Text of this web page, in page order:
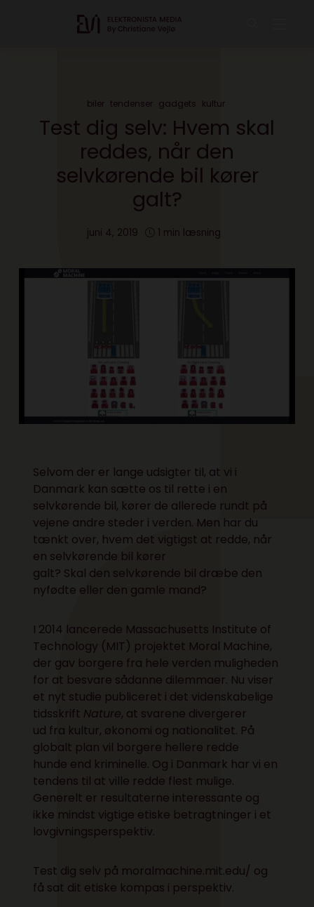
biler tendenser gadgets kultur
Test dig selv: Hvem skal
reddes, når den
selvkørende bil kører
galt?
juni 4, 2019 1 min læsning
Selvom der er lange udsigter til, at vi i
Danmark kan sætte os til rette i en
selvkørende bil, kører de allerede rundt på
vejene andre steder i verden. Men har du
tænkt over, hvem det vigtigst at redde, når
en selvkørende bil kører
galt? Skal den selvkørende bil dræbe den
nyfødte eller den gamle mand?
I 2014 lancerede Massachusetts Institute of
Technology (MIT) projektet Moral Machine,
der gav borgere fra hele verden muligheden
for at besvare sådanne dilemmaer. Nu viser
et nyt studie publiceret i det videnskabelige
tidsskrift Nature, at svarene divergerer
ud fra kultur, økonomi og nationalitet. På
globalt plan vil borgere hellere redde
hunde end kriminelle. Og i Danmark har vi en
tendens til at ville redde flest mulige.
Generelt er resultaterne interessante og
ikke mindst vigtige etiske betragtninger i et
lovgivningsperspektiv.
Test dig selv på moralmachine.mit.edu/ og
få sat dit etiske kompas i perspektiv.